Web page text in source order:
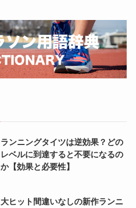
ランニングタイツは逆効果？どの
レベルに到達すると不要になるの
か【効果と必要性】
大ヒット間違いなしの新作ランニ